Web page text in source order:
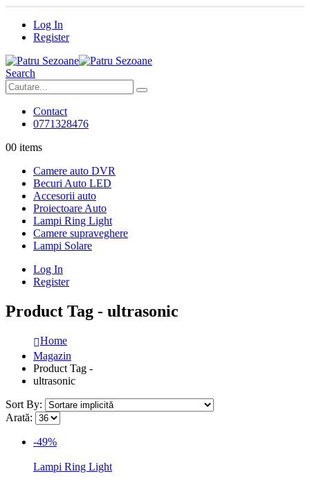
Log In
Register
Search
Contact
0771328476
00 items
Camere auto DVR
Becuri Auto LED
Accesorii auto
Proiectoare Auto
Lampi Ring Light
Camere supraveghere
Lampi Solare
Log In
Register
Product Tag - ultrasonic
Home
Magazin
Product Tag -
ultrasonic
Sort By:
Arată:
-49%
Lampi Ring Light